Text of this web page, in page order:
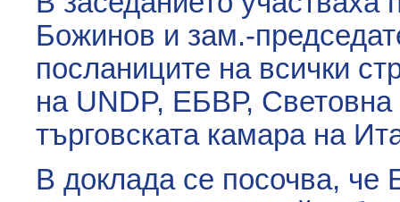
Божинов и зам.-
посланиците на всички
на UNDP, ЕБВР, Световна
търговската камара на
В доклада се посочва, че